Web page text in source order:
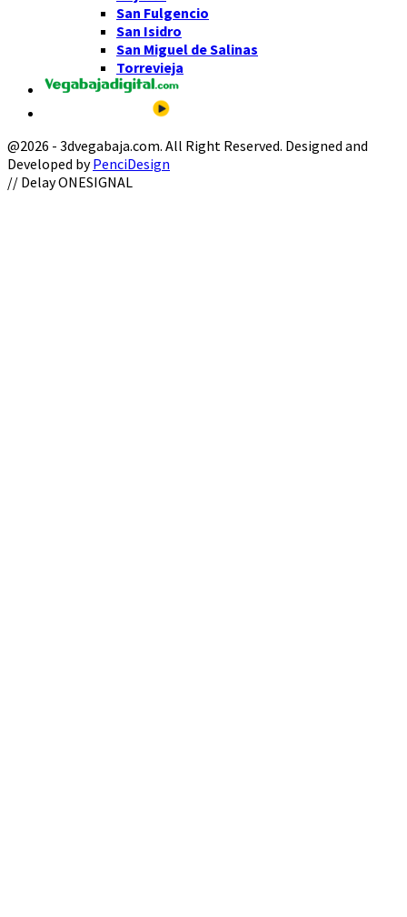
San Fulgencio
San Isidro
San Miguel de Salinas
Torrevieja
@2026 - 3dvegabaja.com. All Right Reserved. Designed and
Developed byPenciDesign
Facebook
Twitter
Instagram
Youtube
Email
// Delay ONESIGNAL